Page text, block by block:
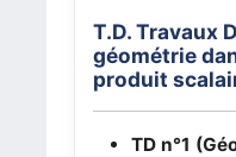
T.D. Travaux
géométrie
produit
TD n°1